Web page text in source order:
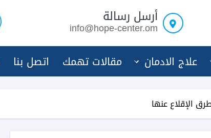
أرسل رسالة
info@hope-center.om
علاج الادمان مقالات تهمك اتصل بنا
الإقلاع عنها